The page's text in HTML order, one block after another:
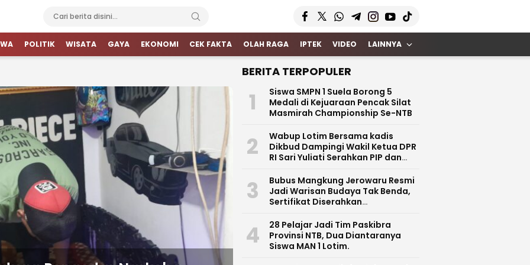
POLITIK WISATA GAYA EKONOMI CEK FAKTA OLAH RAGA IPTEK VIDEO LAINNYA
BERITA TERPOPULER
1
Siswa SMPN 1 Suela Borong 5
Medali di Kejuaraan Pencak Silat
Masmirah Championship Se-NTB
2
Wabup Lotim Bersama kadis
Dikbud Dampingi Wakil Ketua DPR
RI Sari Yuliati Serahkan PIP dan
SDN 1 Kotaraja
3
Bubus Mangkung Jerowaru Resmi
Jadi Warisan Budaya Tak Benda,
Sertifikat Diserahkan
4
28 Pelajar Jadi Tim Paskibra
Provinsi NTB, Dua Diantaranya
Siswa MAN 1 Lotim.